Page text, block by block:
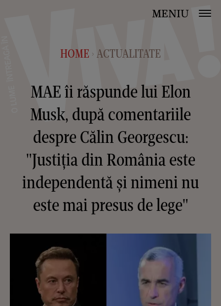
MENIU
HOME > ACTUALITATE
MAE îi răspunde lui Elon
Musk, după comentariile
despre Călin Georgescu:
"Justiția din România este
independentă și nimeni nu
este mai presus de lege"